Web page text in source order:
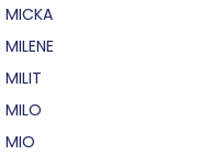
MICKA
MILENE
MILIT
MILO
MIO